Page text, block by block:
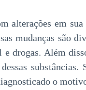
em sua
mudanças são
drogas. Além
substâncias.
o